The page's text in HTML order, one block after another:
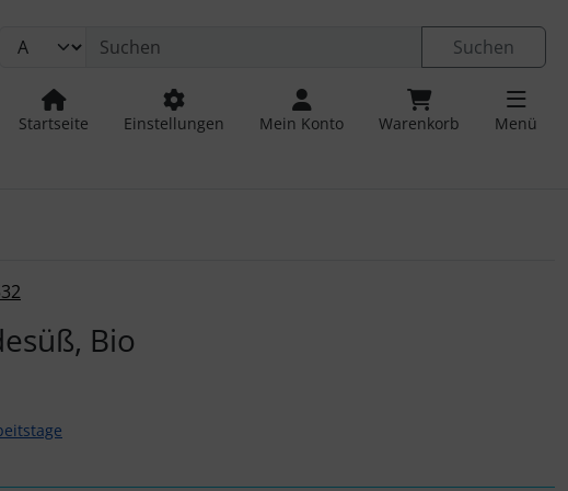
Suchen
Startseite Einstellungen Mein Konto Warenkorb Menü
Bio
zu navigieren. Zum Vergrößern klicken Sie auf das Bild.